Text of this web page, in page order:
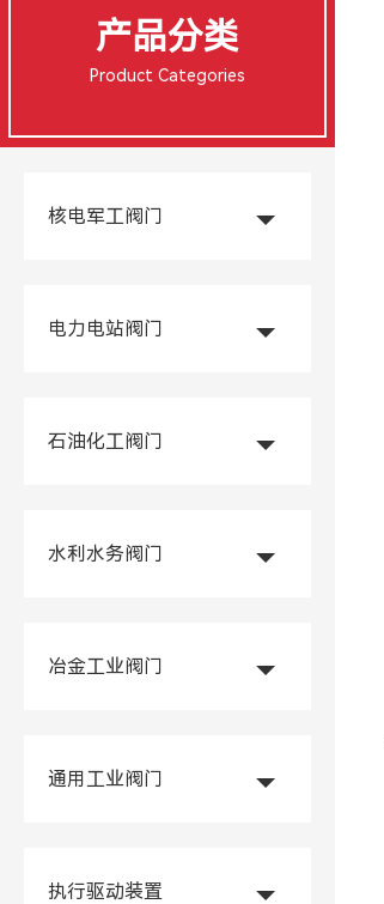
产品分类
Product Categories
核电军工阀门
电力电站阀门
石油化工阀门
水利水务阀门
冶金工业阀门
通用工业阀门
执行驱动装置